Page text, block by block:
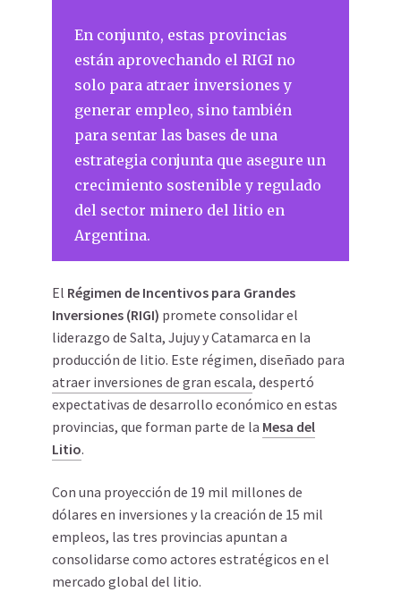
En conjunto, estas provincias
están aprovechando el RIGI no
solo para atraer inversiones y
generar empleo, sino también
para sentar las bases de una
estrategia conjunta que asegure un
crecimiento sostenible y regulado
del sector minero del litio en
Argentina.
El Régimen de Incentivos para Grandes
Inversiones (RIGI) promete consolidar el
liderazgo de Salta, Jujuy y Catamarca en la
producción de litio. Este régimen, diseñado para
atraer inversiones de gran escala, despertó
expectativas de desarrollo económico en estas
provincias, que forman parte de la Mesa del
Litio.
Con una proyección de 19 mil millones de
dólares en inversiones y la creación de 15 mil
empleos, las tres provincias apuntan a
consolidarse como actores estratégicos en el
mercado global del litio.